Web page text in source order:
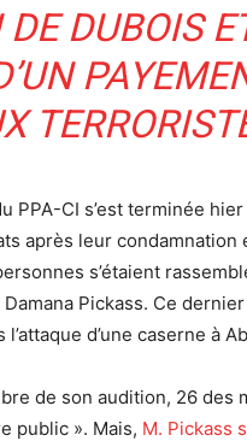
DUBOIS
PPA-CI s’est terminée
après leur condamnation
s’étaient
Pickass. Ce
d’une caserne à
de son audition, 26 des
public ». Mais, M. Pickass